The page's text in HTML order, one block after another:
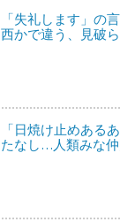
「失礼します」の
西かで違う、見破
「日焼け止めある
たなし…人類みな仲